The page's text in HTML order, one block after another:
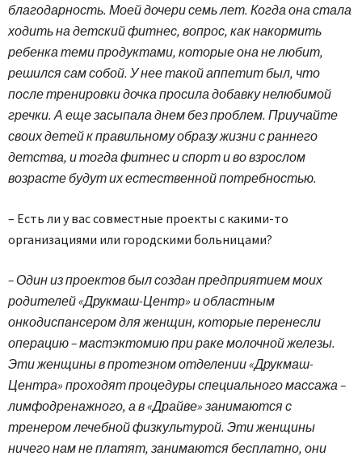
благодарность. Моей дочери семь лет. Когда она стала
ходить на детский фитнес, вопрос, как накормить
ребенка теми продуктами, которые она не любит,
решился сам собой. У нее такой аппетит был, что
после тренировки дочка просила добавку нелюбимой
гречки. А еще засыпала днем без проблем. Приучайте
своих детей к правильному образу жизни с раннего
детства, и тогда фитнес и спорт и во взрослом
возрасте будут их естественной потребностью.
– Есть ли у вас совместные проекты с какими-то
организациями или городскими больницами?
– Один из проектов был создан предприятием моих
родителей «Друкмаш-Центр» и областным
онкодиспансером для женщин, которые перенесли
операцию – мастэктомию при раке молочной железы.
Эти женщины в протезном отделении «Друкмаш-
Центра» проходят процедуры специального массажа –
лимфодренажного, а в «Драйве» занимаются с
тренером лечебной физкультурой. Эти женщины
ничего нам не платят, занимаются бесплатно, они